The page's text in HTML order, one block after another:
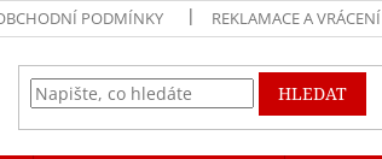
PODMÍNKY REKLAMACE A VRÁCENÍ
HLEDAT